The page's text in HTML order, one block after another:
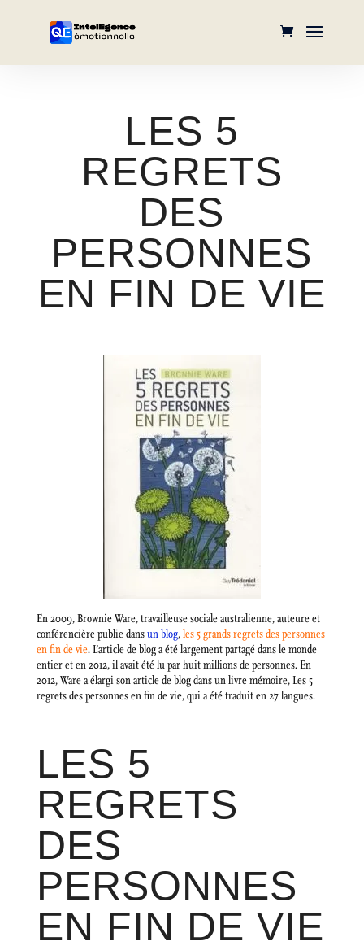
LES 5
REGRETS
DES
PERSONNES
EN FIN DE VIE
En 2009, Brownie Ware, travailleuse sociale australienne, auteure et
conférencière publie dansun blog,les 5 grands regrets des personnes
en fin de vie. L’article de blog a été largement partagé dans le monde
entier et en 2012, il avait été lu par huit millions de personnes. En
2012, Ware a élargi son article de blog dans un livre mémoire, Les 5
regrets des personnes en fin de vie, qui a été traduit en 27 langues.
LES 5
REGRETS
DES
PERSONNES
EN FIN DE VIE